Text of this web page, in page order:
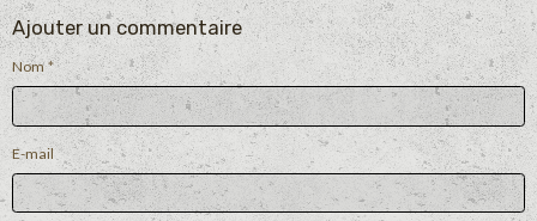
Ajouter un commentaire
Nom
E-mail